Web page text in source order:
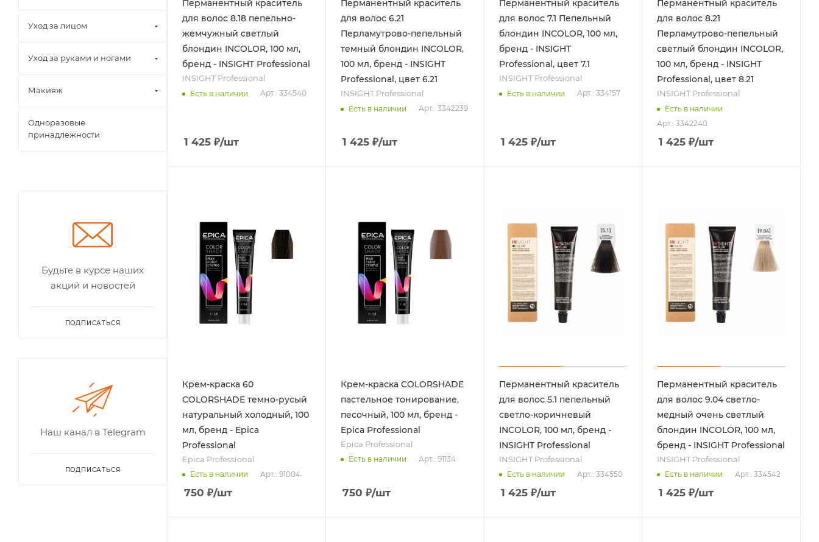
Перманентный краситель
для волос 8.18 пепельно-
жемчужный светлый
блондин INCOLOR, 100 мл,
бренд - INSIGHT Professional
INSIGHT Professional
Есть в наличии Арт.: 334540
1 425 ₽/шт
Перманентный краситель
для волос 6.21
Перламутрово-пепельный
темный блондин INCOLOR,
100 мл, бренд - INSIGHT
Professional, цвет 6.21
INSIGHT Professional
Есть в наличии Арт.: 3342239
1 425₽/шт
Перманентный краситель
для волос 7.1 Пепельный
блондин INCOLOR, 100 мл,
бренд - INSIGHT
Professional, цвет 7.1
INSIGHT Professional
Есть в наличии Арт.: 334157
1 425₽/шт
Перманентный краситель
для волос 8.21
Перламутрово-пепельный
светлый блондин INCOLOR,
100 мл, бренд - INSIGHT
Professional, цвет 8.21
INSIGHT Professional
Есть в наличии
Арт.: 3342240
1 425 ₽/шт
Крем-краска 60
COLORSHADE темно-русый
натуральный холодный, 100
мл, бренд - Epica
Professional
Epica Professional
Есть в наличии Арт.: 91004
750 ₽/шт
Крем-краска COLORSHADE
пастельное тонирование,
песочный, 100 мл, бренд -
Epica Professional
Epica Professional
Есть в наличии Арт.: 91134
750 ₽/шт
Перманентный краситель
для волос 5.1 пепельный
светло-коричневый
INCOLOR, 100 мл, бренд -
INSIGHT Professional
INSIGHT Professional
Есть в наличии Арт.: 334550
1 425₽/шт
Перманентный краситель
для волос 9.04 светло-
медный очень светлый
блондин INCOLOR, 100 мл,
бренд - INSIGHT Professional
INSIGHT Professional
Есть в наличии Арт.: 334542
1 425 ₽/шт
Уход за лицом
Уход за руками и ногами
Макияж
Одноразовые
принадлежности
Будьте в курсе наших
акций и новостей
ПОДПИСАТЬСЯ
Наш канал в Telegram
ПОДПИСАТЬСЯ